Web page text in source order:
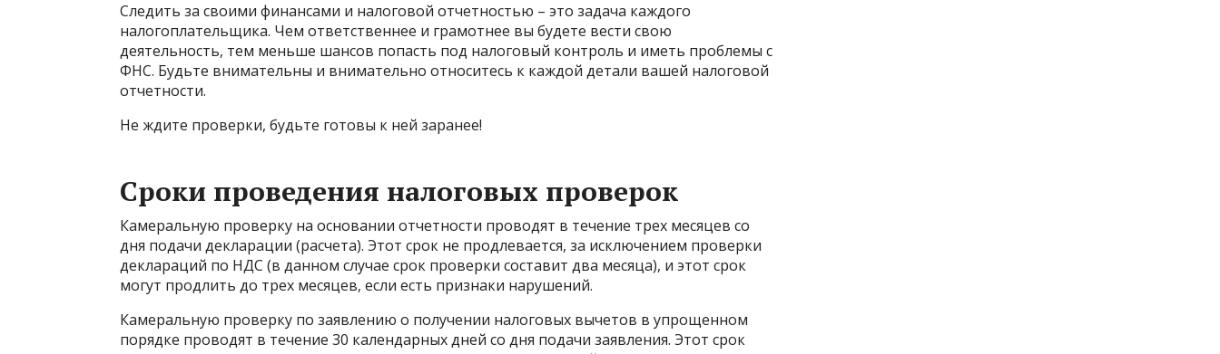
Следить за своими финансами и налоговой отчетностью – это задача каждого
налогоплательщика. Чем ответственнее и грамотнее вы будете вести свою
деятельность, тем меньше шансов попасть под налоговый контроль и иметь проблемы с
ФНС. Будьте внимательны и внимательно относитесь к каждой детали вашей налоговой
отчетности.
Не ждите проверки, будьте готовы к ней заранее!
Сроки проведения налоговых проверок
Камеральную проверку на основании отчетности проводят в течение трех месяцев со
дня подачи декларации (расчета). Этот срок не продлевается, за исключением проверки
деклараций по НДС (в данном случае срок проверки составит два месяца), и этот срок
могут продлить до трех месяцев, если есть признаки нарушений.
Камеральную проверку по заявлению о получении налоговых вычетов в упрощенном
порядке проводят в течение 30 календарных дней со дня подачи заявления. Этот срок